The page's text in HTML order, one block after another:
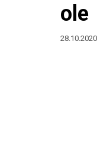
ole
28.10.2020